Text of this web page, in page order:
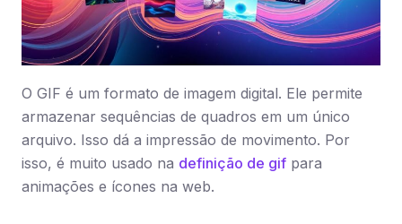
O GIF é um formato de imagem digital. Ele permite
armazenar sequências de quadros em um único
arquivo. Isso dá a impressão de movimento. Por
isso, é muito usado na definição de gif para
animações e ícones na web.